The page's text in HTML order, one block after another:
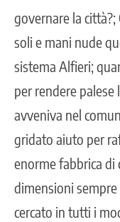
governare la
soli e mani nude
sistema Alfieri;
per rendere palese
avveniva nel
gridato aiuto per
enorme fabbrica di
dimensioni
cercato in tutti i